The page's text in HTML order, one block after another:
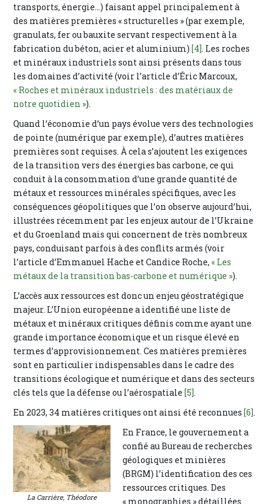
transports, énergie…) faisant appel principalement à
des matières premières « structurelles » (par exemple,
granulats, fer ou bauxite servant respectivement à la
fabrication du béton, acier et aluminium)[4]. Les roches
et minéraux industriels sont ainsi présents dans tous
les domaines d’activité (voir l’article d’Éric Marcoux,
« Roches et minéraux industriels : des matériaux de
notre quotidien »).
Quand l’économie d’un pays évolue vers des technologies
de pointe (numérique par exemple), d’autres matières
premières sont requises. À cela s’ajoutent les exigences
de la transition vers des énergies bas carbone, ce qui
conduit à la consommation d’une grande quantité de
métaux et ressources minérales spécifiques, avec les
conséquences géopolitiques que l’on observe aujourd’hui,
illustrées récemment par les enjeux autour de l’Ukraine
et du Groenland mais qui concernent de très nombreux
pays, conduisant parfois à des conflits armés (voir
l’article d’Emmanuel Hache et Candice Roche,« Les
métaux de la transition bas-carbone et numérique »).
L’accès aux ressources est donc un enjeu géostratégique
majeur. L’Union européenne a identifié une liste de
métaux et minéraux critiques définis comme ayant une
grande importance économique et un risque élevé en
termes d’approvisionnement. Ces matières premières
sont en particulier indispensables dans le cadre des
transitions écologique et numérique et dans des secteurs
clés tels que la défense ou l’aérospatiale[5].
En 2023, 34 matières critiques ont ainsi été reconnues[6].
La Carrière, Théodore
En France, le gouvernement a
confié au Bureau de recherches
géologiques et minières
(BRGM) l’identification des ces
ressources critiques. Des
« monographies » détaillées